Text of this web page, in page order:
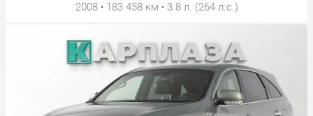
2008 · 183 458 км · 3.8 л. (264 л.с.)